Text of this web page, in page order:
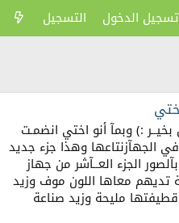
تسجيل الدخول التسجيل
بخيــر :) وبمآ أنو اختي انضمـت
الجهآزنتاعها وهذا جزء جديد
الجزء العــآشر من جهاز
تديهم معاها اللون موف وزيد
مليحة وزيد صناعة